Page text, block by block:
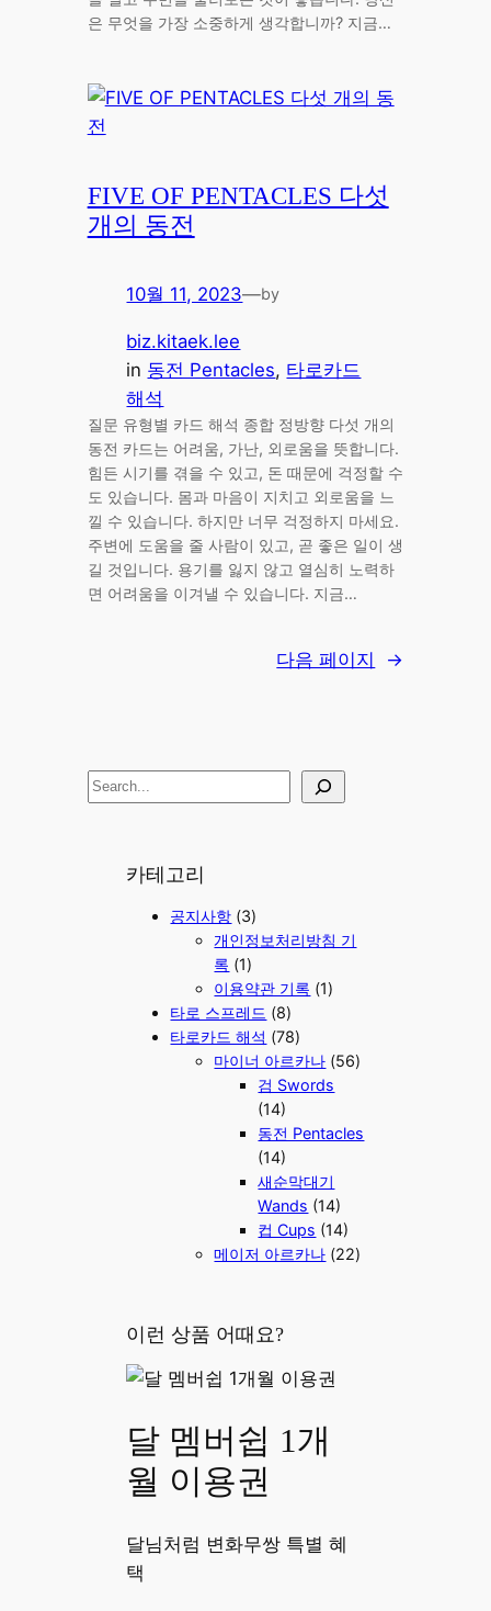
은 무엇을 가장 소중하게 생각합니까? 지금…
FIVE OF PENTACLES 다섯
개의 동전
10월 11, 2023—by
biz.kitaek.lee
in 동전 Pentacles, 타로카드
해석
질문 유형별 카드 해석 종합 정방향 다섯 개의
동전 카드는 어려움, 가난, 외로움을 뜻합니다.
힘든 시기를 겪을 수 있고, 돈 때문에 걱정할 수
도 있습니다. 몸과 마음이 지치고 외로움을 느
낄 수 있습니다. 하지만 너무 걱정하지 마세요.
주변에 도움을 줄 사람이 있고, 곧 좋은 일이 생
길 것입니다. 용기를 잃지 않고 열심히 노력하
면 어려움을 이겨낼 수 있습니다. 지금…
다음 페이지 →
S
카테고리
공지사항 (3)
개인정보처리방침 기
록 (1)
이용약관 기록 (1)
타로 스프레드 (8)
타로카드 해석 (78)
마이너 아르카나 (56)
검 Swords
(14)
동전 Pentacles
(14)
새순막대기
Wands (14)
컵 Cups (14)
메이저 아르카나 (22)
이런 상품 어때요?
달 멤버쉽 1개
월 이용권
달님처럼 변화무쌍 특별 혜
택